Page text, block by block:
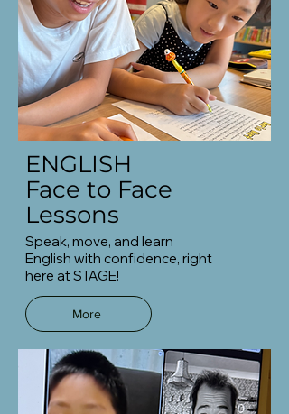
ENGLISH
Face to Face
Lessons
Speak, move, and learn
English with confidence, right
here at STAGE!
More